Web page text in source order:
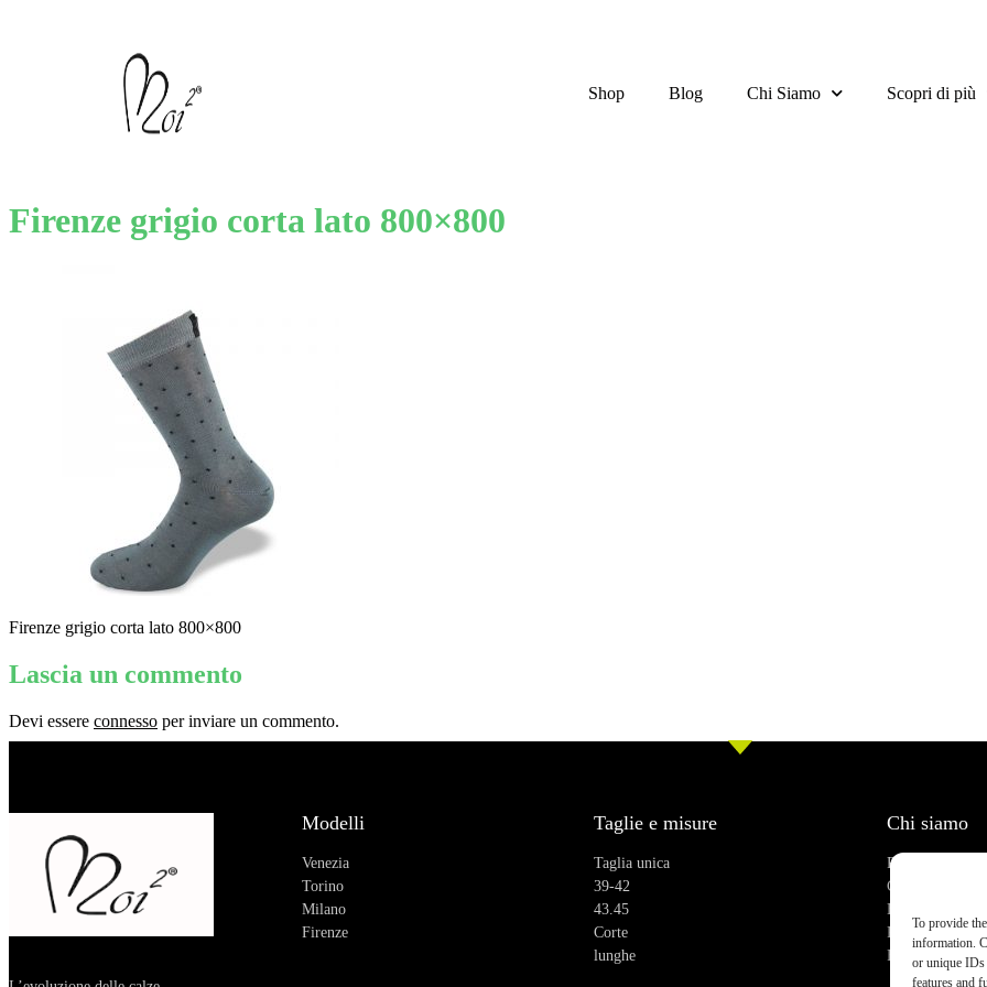
To provide
information.
or unique IDs
features and
Shop Blog Chi Siamo Scopri di più
Firenze grigio corta lato 800×800
Firenze grigio corta lato 800×800
Lascia un commento
Devi essere connesso per inviare un commento.
Modelli
Venezia
Torino
Milano
Firenze
Taglie e misure
Taglia unica
39-42
43.45
Corte
lunghe
Chi siamo
Recensioni
Chi siamo
Blog
Praticità
FAQ